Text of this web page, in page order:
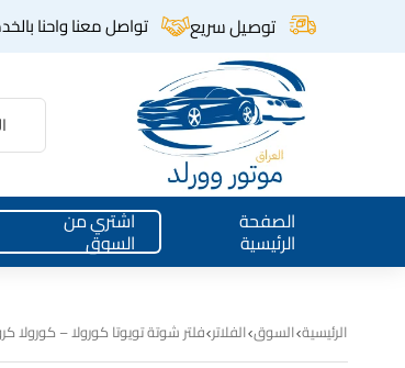
توصيل سريع تواصل معنا واحنا
الصفحة
الرئيسية
اشتري من
السوق
الرئيسية السوق الفلاتر فلتر شوتة تويوتا كورولا – كورولا